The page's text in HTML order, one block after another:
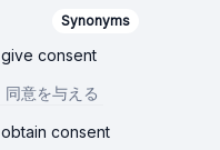
Synonyms
give consent
同意を与える
obtain consent